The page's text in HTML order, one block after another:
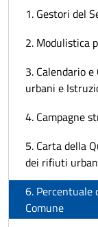
1. Gestori del
2. Modulistica
3. Calendario
urbani e
4. Campagne
5. Carta della
dei rifiuti
6. Percentuale
Comune